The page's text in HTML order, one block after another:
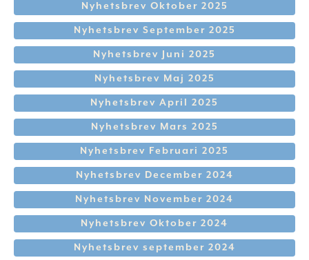
Nyhetsbrev Oktober 2025
Nyhetsbrev September 2025
Nyhetsbrev Juni 2025
Nyhetsbrev Maj 2025
Nyhetsbrev April 2025
Nyhetsbrev Mars 2025
Nyhetsbrev Februari 2025
Nyhetsbrev December 2024
Nyhetsbrev November 2024
Nyhetsbrev Oktober 2024
Nyhetsbrev september 2024